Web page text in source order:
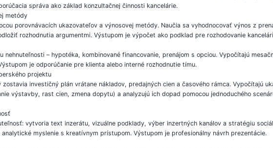
správa ako základ konzultačnej činnosti kancelárie.
metódy
porovnávacích ukazovateľov a výnosovej metódy. Naučia sa vyhodnocovať výnos z
rozhodnutia argumentmi. Výstupom je výpočet ako podklad pre rozhodovanie
– hypotéka, kombinované financovanie, prenájom s opciou. Vypočítajú
je odporúčanie pre klienta alebo interné rozhodnutie tímu.
projektu
investičný plán vrátane nákladov, predajných cien a časového rámca. Vypočítajú
výstavby, rast cien, zmena dopytu) a analyzujú ich dopad pomocou jednoduchého
vytvoria text inzerátu, vizuálne podklady, výber inzertných kanálov a stratégiu
myslenie s kreatívnym prístupom. Výstupom je profesionálny návrh prezentácie.